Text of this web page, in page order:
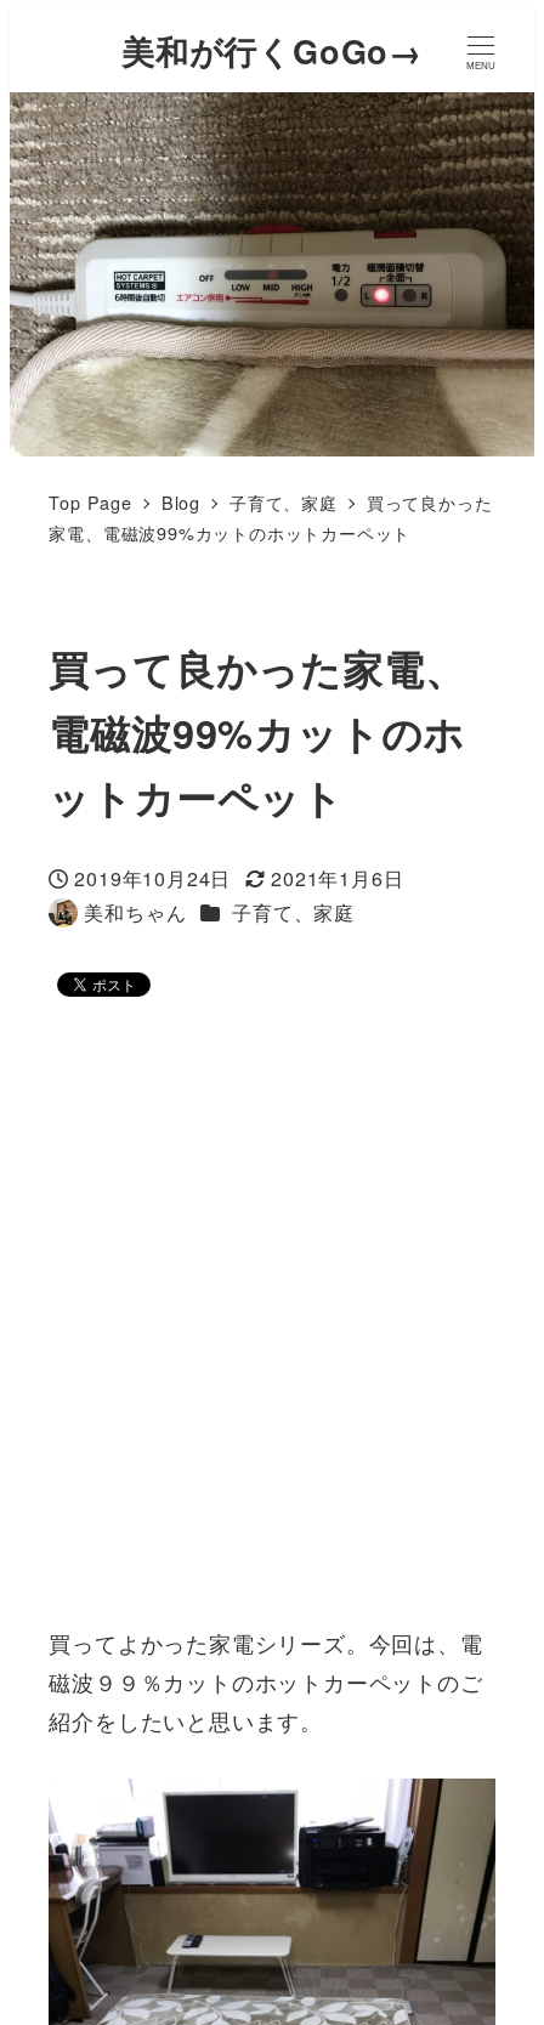
美和が行くGoGo→ MENU
Top Page Blog 子育て、家庭
買って良かった
家電、電磁波99%カットのホットカーペット
買って良かった家電、
電磁波99%カットのホ
ットカーペット
投稿日
2019年10月24日
更新日
2021年1月6日
著
美和ちゃん カテゴリー
子育て、家庭
買ってよかった家電シリーズ。今回は、電
磁波９９％カットのホットカーペットのご
紹介をしたいと思います。